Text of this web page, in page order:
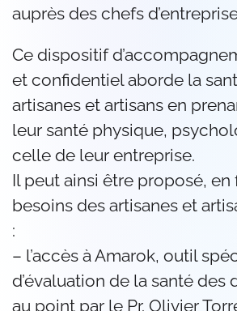
auprès des chefs
Ce dispositif
et confidentiel aborde la
artisanes et artisans en
leur santé physique,
celle de leur entreprise.
Il peut ainsi être proposé,
besoins des artisanes et
:
– l’accès à Amarok, outil
d’évaluation de la santé des
au point par le Pr. Olivier